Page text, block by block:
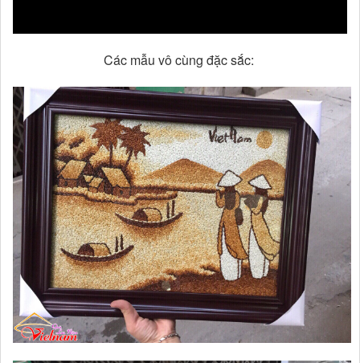
Các mẫu vô cùng đặc sắc: